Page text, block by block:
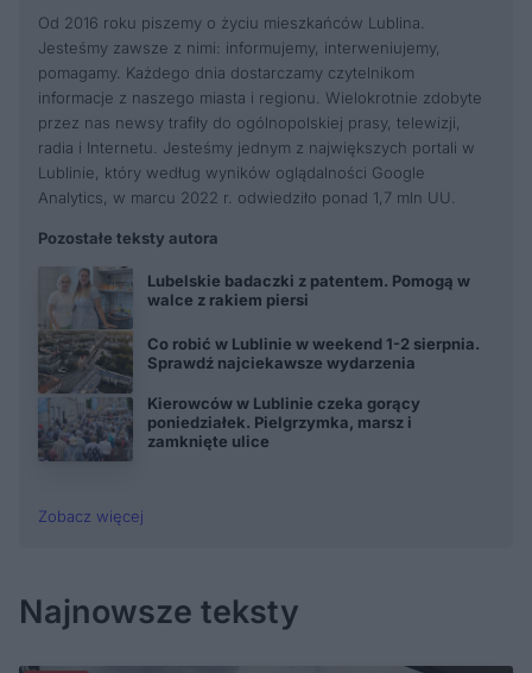
Od 2016 roku piszemy o życiu mieszkańców Lublina.
Jesteśmy zawsze z nimi: informujemy, interweniujemy,
pomagamy. Każdego dnia dostarczamy czytelnikom
informacje z naszego miasta i regionu. Wielokrotnie zdobyte
przez nas newsy trafiły do ogólnopolskiej prasy, telewizji,
radia i Internetu. Jesteśmy jednym z największych portali w
Lublinie, który według wyników oglądalności Google
Analytics, w marcu 2022 r. odwiedziło ponad 1,7 mln UU.
Pozostałe teksty autora
Lubelskie badaczki z patentem. Pomogą w
walce z rakiem piersi
Co robić w Lublinie w weekend 1-2 sierpnia.
Sprawdź najciekawsze wydarzenia
Kierowców w Lublinie czeka gorący
poniedziałek. Pielgrzymka, marsz i
zamknięte ulice
Zobacz więcej
Najnowsze teksty